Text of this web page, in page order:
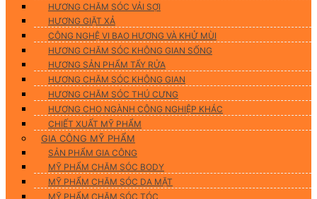
HƯƠNG CHĂM SÓC VẢI SỢI
HƯƠNG GIẶT XẢ
CÔNG NGHỆ VI BAO HƯƠNG VÀ KHỬ MÙI
HƯƠNG CHĂM SÓC KHÔNG GIAN SỐNG
HƯƠNG SẢN PHẨM TẨY RỬA
HƯƠNG CHĂM SÓC KHÔNG GIAN
HƯƠNG CHĂM SÓC THÚ CƯNG
HƯƠNG CHO NGÀNH CÔNG NGHIỆP KHÁC
CHIẾT XUẤT MỸ PHẨM
GIA CÔNG MỸ PHẨM
SẢN PHẨM GIA CÔNG
MỸ PHẨM CHĂM SÓC BODY
MỸ PHẨM CHĂM SÓC DA MẶT
MỸ PHẨM CHĂM SÓC TÓC